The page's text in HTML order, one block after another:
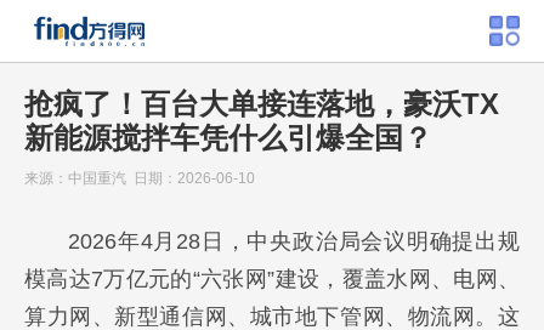
抢疯了！百台大单接连落地，豪沃TX
新能源搅拌车凭什么引爆全国？
来源：中国重汽 日期：2026-06-10
2026年4月28日，中央政治局会议明确提出规
模高达7万亿元的“六张网”建设，覆盖水网、电网、
算力网、新型通信网、城市地下管网、物流网。这